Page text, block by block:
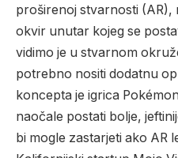
proširenoj stvarnosti (AR),
okvir unutar kojeg se
vidimo je u stvarnom
potrebno nositi dodatnu
koncepta je igrica
naočale postati bolje,
bi mogle zastarjeti ako AR